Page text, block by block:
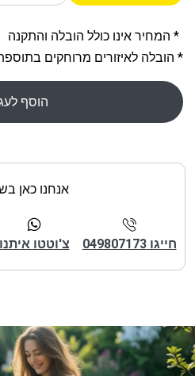
* המחיר אינו כולל הובלה והתקנה
* הובלה לאיזורים מרוחקים
הוסף
אנחנו כאן
חייגו 049807173 צ'וטטו איתנו